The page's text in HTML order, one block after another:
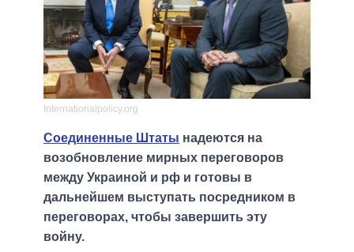
Іnternationalpolicy.org
Соединенные Штаты надеются на
возобновление мирных переговоров
между Украиной и рф и готовы в
дальнейшем выступать посредником в
переговорах, чтобы завершить эту
войну.